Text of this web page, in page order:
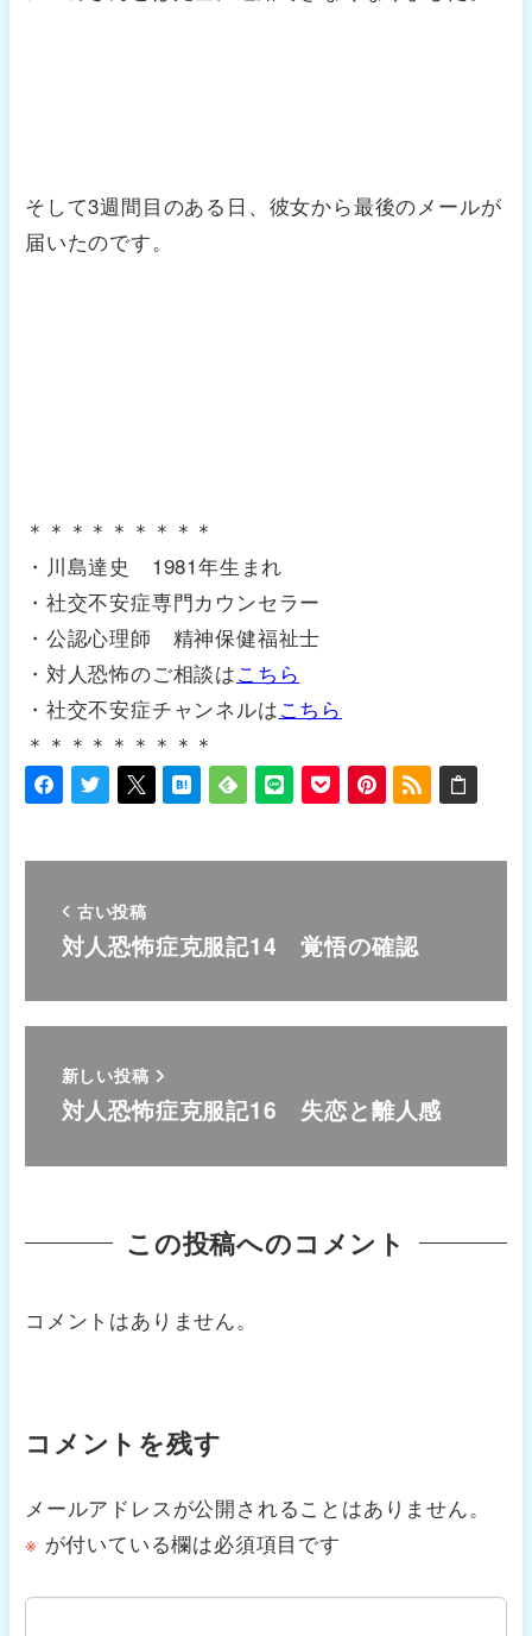
そして3週間目のある日、彼女から最後のメールが
届いたのです。
＊＊＊＊＊＊＊＊＊
・川島達史 1981年生まれ
・社交不安症専門カウンセラー
・公認心理師 精神保健福祉士
・対人恐怖のご相談はこちら
・社交不安症チャンネルはこちら
＊＊＊＊＊＊＊＊＊
古い投稿
対人恐怖症克服記14 覚悟の確認
新しい投稿
対人恐怖症克服記16 失恋と離人感
この投稿へのコメント
コメントはありません。
コメントを残す
メールアドレスが公開されることはありません。
※ が付いている欄は必須項目です